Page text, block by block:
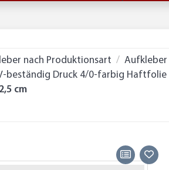
nach Produktionsart
beständig Druck 4/0-farbig Haftfolie
cm